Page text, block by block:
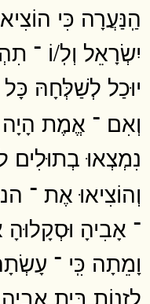
הַֽנַּעֲרָה כִּי
יִשְׂרָאֵל וְלֽ/וֹ ־
יוּכַל לְשַׁלְּחָהּ כָּל
וְאִם ־ אֱמֶת
נִמְצְאוּ בְתוּלִים
וְהוֹצִיאוּ אֶת ־
־ אָבִיהָ
וָמֵתָה כִּֽי ־
לִזְנוֹת בֵּית